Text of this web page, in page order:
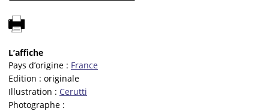
L’affiche
Pays d’origine : France
Edition : originale
Illustration : Cerutti
Photographe :